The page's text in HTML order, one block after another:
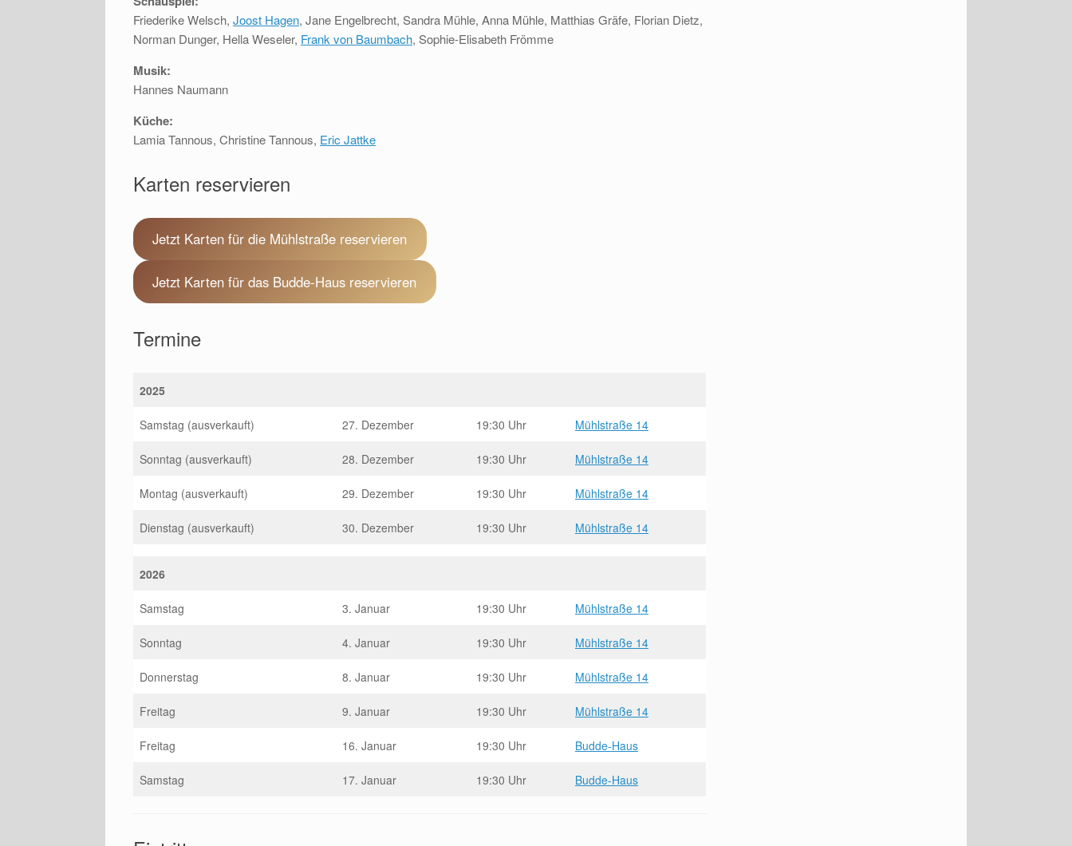
Friederike Welsch, Joost Hagen, Jane Engelbrecht, Sandra Mühle, Anna Mühle, Matthias Gräfe, Florian Dietz,
Norman Dunger, Hella Weseler, Frank von Baumbach, Sophie-Elisabeth Frömme
Musik:
Hannes Naumann
Küche:
Lamia Tannous, Christine Tannous, Eric Jattke
Karten reservieren
Jetzt Karten für die Mühlstraße reservieren
Jetzt Karten für das Budde-Haus reservieren
Termine
2025
Samstag (ausverkauft) 27. Dezember 19:30 Uhr Mühlstraße 14
Sonntag (ausverkauft) 28. Dezember 19:30 Uhr Mühlstraße 14
Montag (ausverkauft) 29. Dezember 19:30 Uhr Mühlstraße 14
Dienstag (ausverkauft) 30. Dezember 19:30 Uhr Mühlstraße 14
2026
Samstag 3. Januar 19:30 Uhr Mühlstraße 14
Sonntag 4. Januar 19:30 Uhr Mühlstraße 14
Donnerstag 8. Januar 19:30 Uhr Mühlstraße 14
Freitag 9. Januar 19:30 Uhr Mühlstraße 14
Freitag 16. Januar 19:30 Uhr Budde-Haus
Samstag 17. Januar 19:30 Uhr Budde-Haus